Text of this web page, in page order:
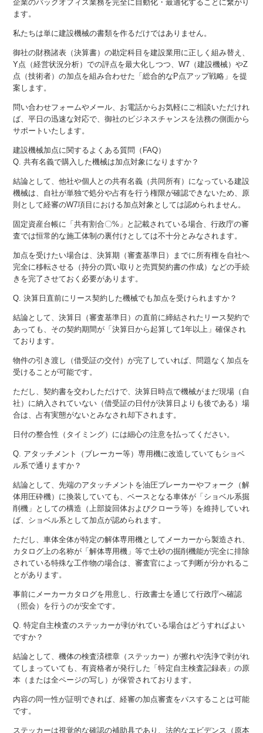
企業のバックオフィス業務を完全に自動化・最適化することに繋がり
ます。
私たちは単に建設機械の書類を作るだけではありません。
御社の財務諸表（決算書）の勘定科目を建設業用に正しく組み替え、
Y点（経営状況分析）での評点を最大化しつつ、W7（建設機械）やZ
点（技術者）の加点を組み合わせた「総合的なP点アップ戦略」を提
案します。
問い合わせフォームやメール、お電話からお気軽にご相談いただけれ
ば、平日の迅速な対応で、御社のビジネスチャンスを法務の側面から
サポートいたします。
建設機械加点に関するよくある質問（FAQ）
Q. 共有名義で購入した機械は加点対象になりますか？
結論として、他社や個人との共有名義（共同所有）になっている建設
機械は、自社が単独で処分や占有を行う権限が確認できないため、原
則として経審のW7項目における加点対象としては認められません。
固定資産台帳に「共有割合〇%」と記載されている場合、行政庁の審
査では恒常的な施工体制の裏付けとしては不十分とみなされます。
加点を受けたい場合は、決算期（審査基準日）までに所有権を自社へ
完全に移転させる（持分の買い取りと売買契約書の作成）などの手続
きを完了させておく必要があります。
Q. 決算日直前にリース契約した機械でも加点を受けられますか？
結論として、決算日（審査基準日）の直前に締結されたリース契約で
あっても、その契約期間が「決算日から起算して1年以上」確保され
ております。
物件の引き渡し（借受証の交付）が完了していれば、問題なく加点を
受けることが可能です。
ただし、契約書を交わしただけで、決算日時点で機械がまだ現場（自
社）に納入されていない（借受証の日付が決算日よりも後である）場
合は、占有実態がないとみなされ却下されます。
日付の整合性（タイミング）には細心の注意を払ってください。
Q. アタッチメント（ブレーカー等）専用機に改造していてもショベ
ル系で通りますか？
結論として、先端のアタッチメントを油圧ブレーカーやフォーク（解
体用圧砕機）に換装していても、ベースとなる車体が「ショベル系掘
削機」としての構造（上部旋回体およびクローラ等）を維持していれ
ば、ショベル系として加点が認められます。
ただし、車体全体が特定の解体専用機としてメーカーから製造され、
カタログ上の名称が「解体専用機」等で土砂の掘削機能が完全に排除
されている特殊な工作物の場合は、審査官によって判断が分かれるこ
とがあります。
事前にメーカーカタログを用意し、行政書士を通じて行政庁へ確認
（照会）を行うのが安全です。
Q. 特定自主検査のステッカーが剥がれている場合はどうすればよい
ですか？
結論として、機体の検査済標章（ステッカー）が擦れや洗浄で剥がれ
てしまっていても、有資格者が発行した「特定自主検査記録表」の原
本（または全ページの写し）が保管されております。
内容の同一性が証明できれば、経審の加点審査をパスすることは可能
です。
ステッカーは視覚的な確認の補助具であり、法的なエビデンス（原本